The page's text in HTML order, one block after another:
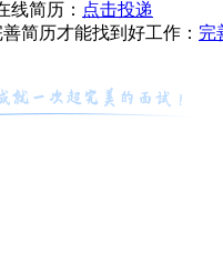
线简历： 点击投递
简历才能找到好工作： 完